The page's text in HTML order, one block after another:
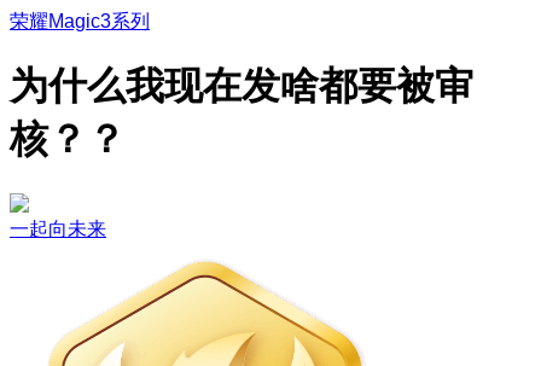
荣耀Magic3系列
为什么我现在发啥都要被审
核？？
一起向未来